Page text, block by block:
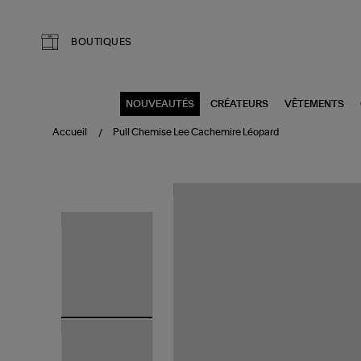
BOUTIQUES
NOUVEAUTÉS CRÉATEURS VÊTEMENTS
Accueil Pull Chemise Lee Cachemire Léopard